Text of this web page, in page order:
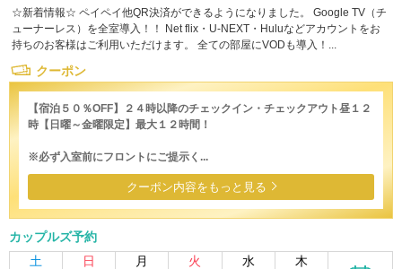
☆新着情報☆ ペイペイ他QR決済ができるようになりました。 Google TV（チ
ューナーレス）を全室導入！！ Net flix・U-NEXT・Huluなどアカウントをお
持ちのお客様はご利用いただけます。 全ての部屋にVODも導入！...
クーポン
【宿泊５０％OFF】２４時以降のチェックイン・チェックアウト昼１２
時【日曜～金曜限定】最大１２時間！
※必ず入室前にフロントにご提示く...
クーポン内容をもっと見る
カップルズ予約
土
日 月 火 水 木